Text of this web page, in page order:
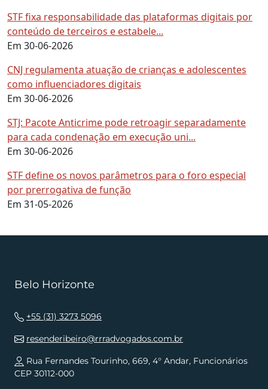
STF fixa responsabilidade das plataformas digitais por
conteúdo de terceiros e estabele...
Em 30-06-2026
CNJ regulamenta atuação de crianças e adolescentes
como influenciadores digitais
Em 30-06-2026
STJ: Pacote Anticrime pode retroagir separadamente
para cada condenação em execução uni...
Em 30-06-2026
STF define os novos parâmetros para o foro especial
por prerrogativa de função
Em 31-05-2026
Belo Horizonte
+55 (31) 3273 5096
resenderibeiro@rrradvogados.com.br
Rua Fernandes Tourinho, 669, 4° Andar, Funcionários
CEP 30112-000